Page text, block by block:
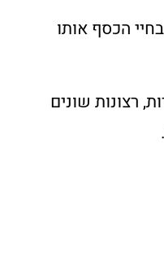
הכסף אותו
רצונות שונים